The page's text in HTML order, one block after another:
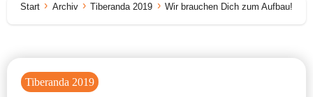
Start Archiv Tiberanda 2019 Wir brauchen Dich zum Aufbau!
Tiberanda 2019